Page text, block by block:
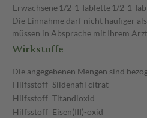
Erwachsene 1/2-1 Tablette 1/2-1
Die Einnahme darf nicht häufiger
müssen in Absprache mit Ihrem
Wirkstoffe
Die angegebenen Mengen sind
Hilfsstoff Sildenafil citrat
Hilfsstoff Titandioxid
Hilfsstoff Eisen(III)-oxid